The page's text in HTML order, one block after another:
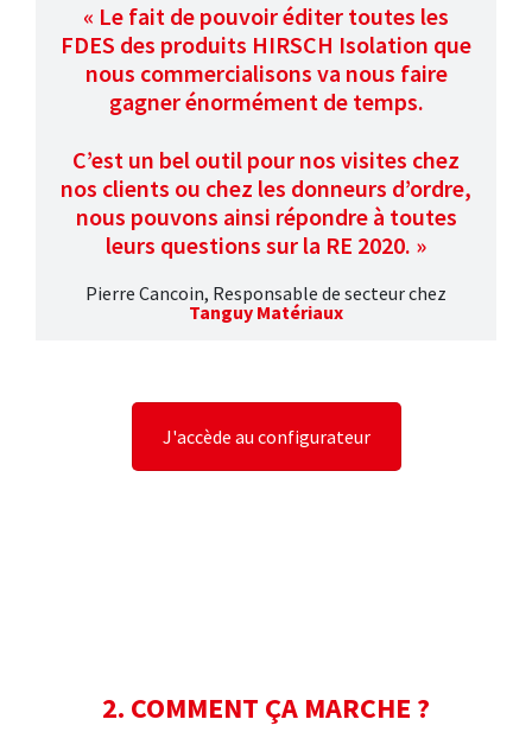
« Le fait de pouvoir éditer toutes les
FDES des produits HIRSCH Isolation que
nous commercialisons va nous faire
gagner énormément de temps.
C’est un bel outil pour nos visites chez
nos clients ou chez les donneurs d’ordre,
nous pouvons ainsi répondre à toutes
leurs questions sur la RE 2020. »
Pierre Cancoin, Responsable de secteur chez
Tanguy Matériaux
J'accède au configurateur
2. COMMENT ÇA MARCHE ?